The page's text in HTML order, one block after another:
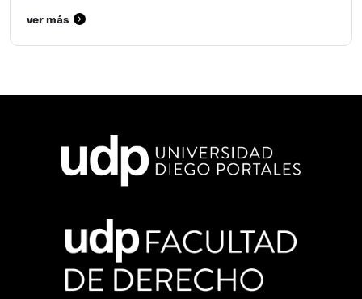
ver más